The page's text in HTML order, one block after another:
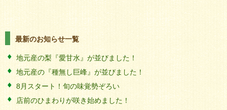
最新のお知らせ一覧
地元産の梨『愛甘水』が並びました！
地元産の『種無し巨峰』が並びました！
8月スタート！旬の味覚勢ぞろい
店前のひまわりが咲き始めました！